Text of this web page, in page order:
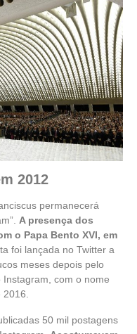
2012
permanecerá
A presença dos
o Papa Bento XVI, em
foi lançada no Twitter a
meses depois pelo
com o nome
2016.
50 mil postagens